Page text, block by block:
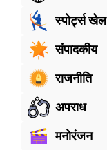
स्पोर्ट्स खेल
संपादकीय
राजनीति
अपराध
मनोरंजन